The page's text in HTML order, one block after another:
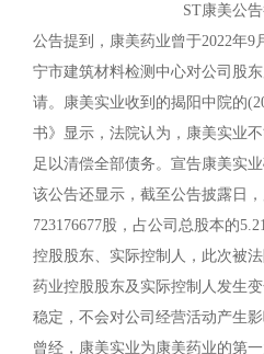
ST康美公告
公告提到，康美药业曾于2022年9
宁市建筑材料检测中心对公司股
请。康美实业收到的揭阳中院的
书》显示，法院认为，康美实业
足以清偿全部债务。宣告康美实业
该公告还显示，截至公告披露日
723176677股，占公司总股本的
控股股东、实际控制人，此次被
药业控股股东及实际控制人发生
稳定，不会对公司经营活动产生影
曾经，康美实业为康美药业的第